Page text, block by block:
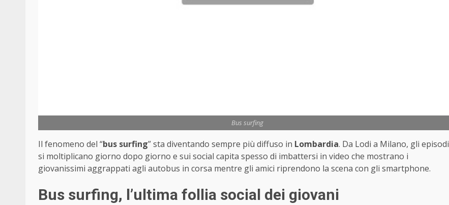
Bus surfing
Il fenomeno del “bus surfing” sta diventando sempre più diffuso in Lombardia. Da Lodi a Milano, gli episodi
si moltiplicano giorno dopo giorno e sui social capita spesso di imbattersi in video che mostrano i
giovanissimi aggrappati agli autobus in corsa mentre gli amici riprendono la scena con gli smartphone.
Bus surfing, l’ultima follia social dei giovani